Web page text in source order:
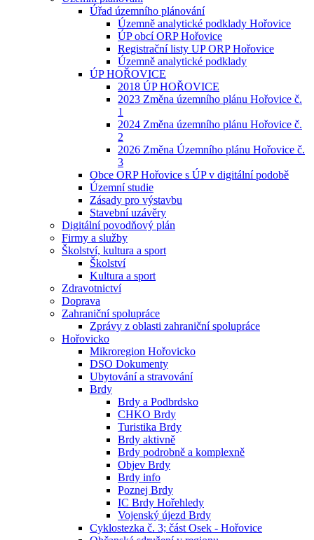
Úřad územního plánování
Územně analytické podklady Hořovice
ÚP obcí ORP Hořovice
Registrační listy UP ORP Hořovice
Územně analytické podklady
ÚP HOŘOVICE
2018 ÚP HOŘOVICE
2023 Změna územního plánu Hořovice č.
1
2024 Změna územního plánu Hořovice č.
2
2026 Změna Územního plánu Hořovice č.
3
Obce ORP Hořovice s ÚP v digitální podobě
Územní studie
Zásady pro výstavbu
Stavební uzávěry
Digitální povodňový plán
Firmy a služby
Školství, kultura a sport
Školství
Kultura a sport
Zdravotnictví
Doprava
Zahraniční spolupráce
Zprávy z oblasti zahraniční spolupráce
Hořovicko
Mikroregion Hořovicko
DSO Dokumenty
Ubytování a stravování
Brdy
Brdy a Podbrdsko
CHKO Brdy
Turistika Brdy
Brdy aktivně
Brdy podrobně a komplexně
Objev Brdy
Brdy info
Poznej Brdy
IC Brdy Hořehledy
Vojenský újezd Brdy
Cyklostezka č. 3; část Osek - Hořovice